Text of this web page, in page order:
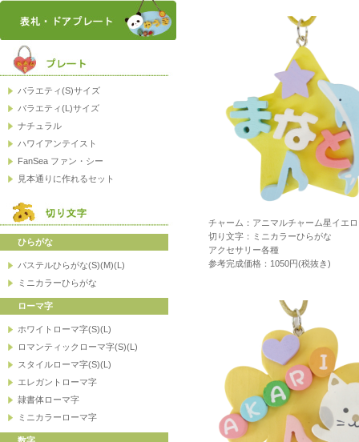
チャーム：アニマルチャーム星イエ
切り文字：ミニカラーひらがな
アクセサリー各種
参考完成価格：1050円(税抜き)